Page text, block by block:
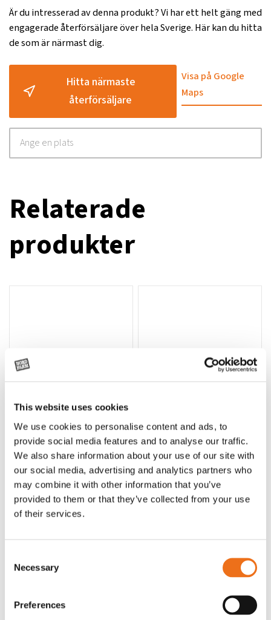
This website uses cookies
We use cookies to personalise content and ads, to
provide social media features and to analyse our traffic.
We also share information about your use of our site with
our social media, advertising and analytics partners who
may combine it with other information that you’ve
provided to them or that they’ve collected from your use
of their services.
Selection
Necessary
Preferences
Är du intresserad av denna produkt? Vi har ett helt gäng med
engagerade återförsäljare över hela Sverige. Här kan du hitta
de som är närmast dig.
Hitta närmaste
återförsäljare
Visa på Google
Maps
Relaterade
produkter
Lägg till i varukorg
T-shirt Avant barn grön 92 cm
G0007
90kr (ex. moms)
T-shirt Avant barn grön 104-110
cm
90 kr (ex. moms)